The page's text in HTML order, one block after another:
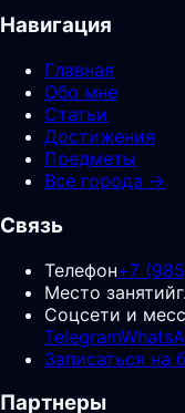
Навигация
Главная
Обо мне
Статьи
Достижения
Предметы
Все города →
Связь
Телефон+7
Место занятий
Соцсети и
Telegram
Записаться на
Партнеры